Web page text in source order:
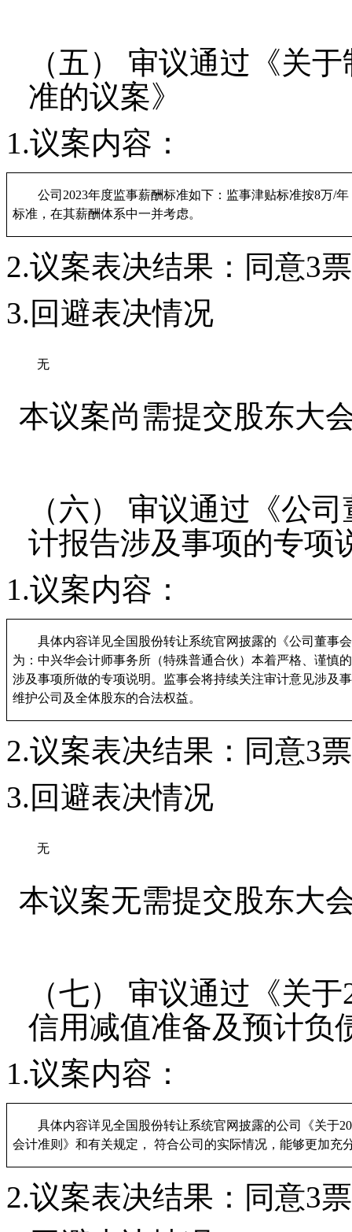
（五） 审议通过 《关于
准的议案》
1.议案内容 ：
公司 2023年度监事薪酬标准如下：监事津贴标准按8万/
标准，在其薪酬体系中一并考虑。
2.议案表决结果： 同意3
3.回避表决情况
无
本议案尚需提交股东大
（六） 审议通过 《公司
计报告涉及事项的专项
1.议案内容 ：
具体内容详见全国股份转让系统官网披露的《公司董事
为：中兴华会计师事务所（特殊普通合伙）本着严格、谨慎
涉及事项所做的专项说明。监事会将持续关注审计意见涉及
维护公司及全体股东的合法权益。
2.议案表决结果： 同意3
3.回避表决情况
无
本议案无需提交股东大
（七） 审议通过 《关于
信用减值准备及预计负
1.议案内容 ：
具体内容详见全国股份转让系统官网披露的公司《关于
会计准则》和有关规定， 符合公司的实际情况，能够更加
2.议案表决结果： 同意3